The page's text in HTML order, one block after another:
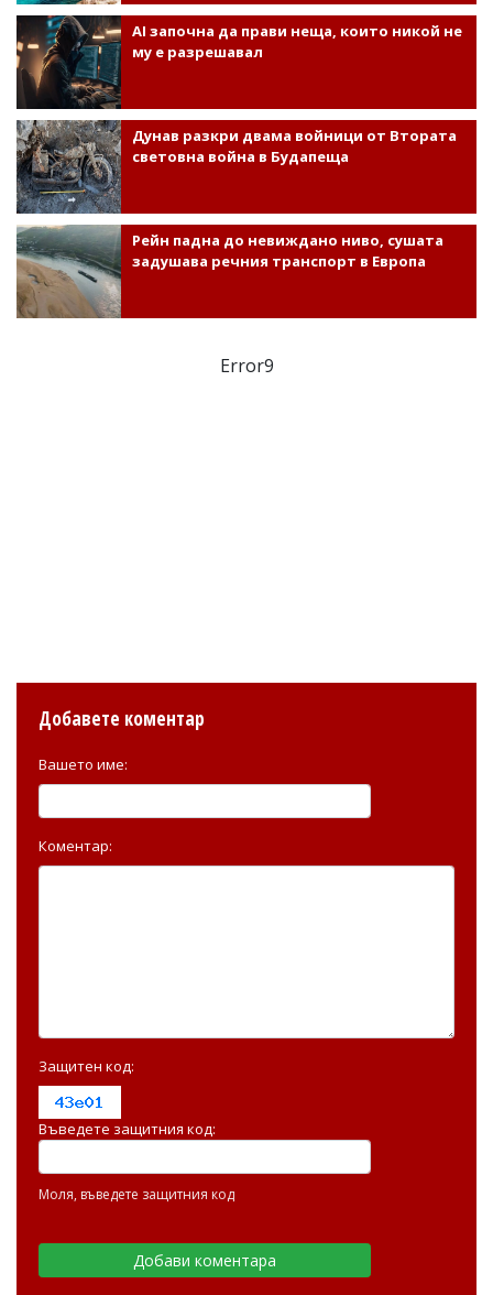
AI започна да прави неща, които никой не
му е разрешавал
Дунав разкри двама войници от Втората
световна война в Будапеща
Рейн падна до невиждано ниво, сушата
задушава речния транспорт в Европа
Error9
Добавете коментар
Вашето име:
Коментар:
Защитен код:
Въведете защитния код:
Моля, въведете защитния код